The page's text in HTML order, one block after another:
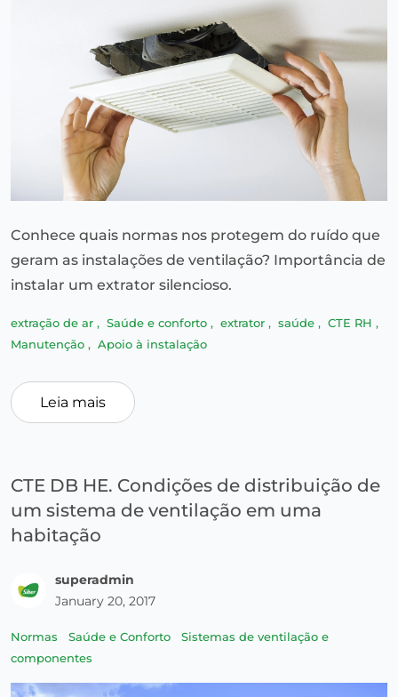
Conhece quais normas nos protegem do ruído que
geram as instalações de ventilação? Importância de
instalar um extrator silencioso.
extração de ar , Saúde e conforto , extrator , saúde , CTE RH ,
Manutenção , Apoio à instalação
Leia mais
CTE DB HE. Condições de distribuição de
um sistema de ventilação em uma
habitação
superadmin
January 20, 2017
Normas Saúde e Conforto
Sistemas de ventilação e
componentes